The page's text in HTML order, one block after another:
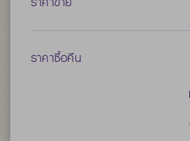
ราคาซื้อคืน